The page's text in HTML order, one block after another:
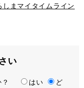
しまマイタイムライン
い
？ はい
ど